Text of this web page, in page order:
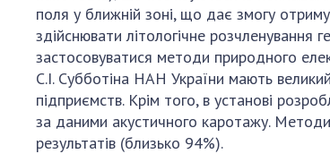
поля у ближній зоні, що дає змогу
здійснювати літологічне розчленування
застосовуватися методи природного
С.І. Субботіна НАН України мають
підприємств. Крім того, в установі
за даними акустичного каротажу.
результатів (близько 94%).